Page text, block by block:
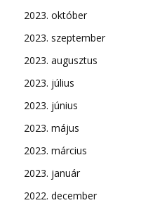
2023. október
2023. szeptember
2023. augusztus
2023. július
2023. június
2023. május
2023. március
2023. január
2022. december